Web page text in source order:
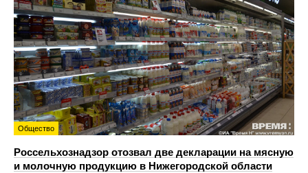
Общество
Россельхознадзор отозвал две декларации на мясную
и молочную продукцию в Нижегородской области